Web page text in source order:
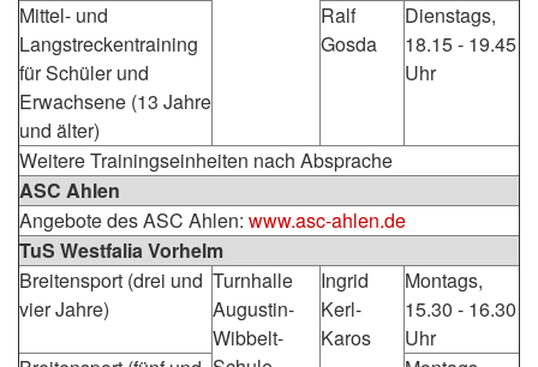
Mittel- und
Langstreckentraining
für Schüler und
Erwachsene (13 Jahre
und älter)
Ralf
Gosda
Dienstags,
18.15 - 19.45
Uhr
Weitere Trainingseinheiten nach Absprache
ASC Ahlen
Angebote des ASC Ahlen: www.asc-ahlen.de
TuS Westfalia Vorhelm
Breitensport (drei und
vier Jahre)
Turnhalle
Augustin-
Wibbelt-
Ingrid
Kerl-
Karos
Montags,
15.30 - 16.30
Uhr